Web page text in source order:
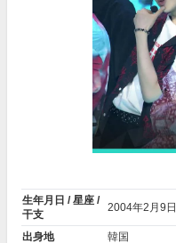
生年月日 / 星座 /
干支
2004年2月9日
出身地
韓国